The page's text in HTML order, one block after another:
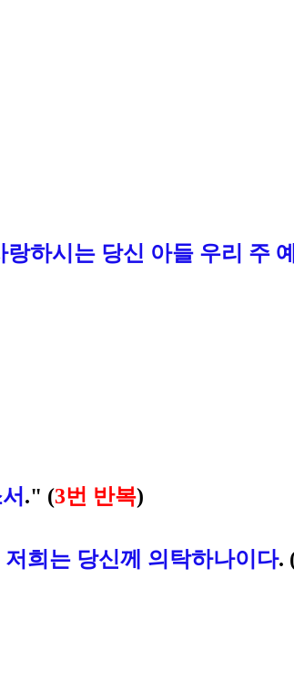
하시는 당신 아들 우리 주
." (3번 반복)
희는 당신께 의탁하나이다.